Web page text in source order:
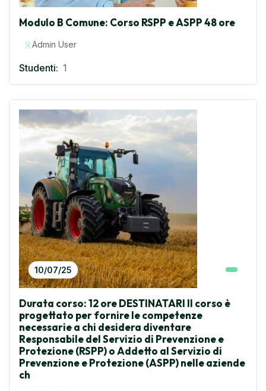
Modulo B Comune: Corso RSPP e ASPP 48 ore
Admin User
Studenti: 1
10/07/25
Durata corso: 12 ore DESTINATARI Il corso è
progettato per fornire le competenze
necessarie a chi desidera diventare
Responsabile del Servizio di Prevenzione e
Protezione (RSPP) o Addetto al Servizio di
Prevenzione e Protezione (ASPP) nelle aziende
ch